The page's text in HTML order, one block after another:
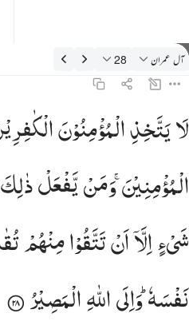
تفسیر: آل عمران 3:28
آل عمران 28
لا يتخذ المومنون الكافرين اولياء من دون المومنين
لَّا يَتَّخِذِ ٱلْمُؤْمِنُونَ ٱلْكَـٰفِرِينَ أَوْلِيَآءَ مِن دُونِ
لَایَتَّخِذِالْمُؤْمِنُوْنَ
الْمُؤْمِنِیْنَ ۚوَمَنْیَّفْعَلْذٰلِكَ
شَیْءٍاِلَّاۤاَنْتَتَّقُوْامِنْهُمْ
نَفْسَهٗ ؕوَاِلَیاللّٰهِالْمَصِیْرُ